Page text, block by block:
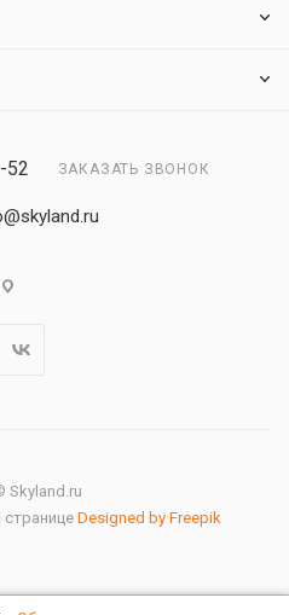
52 ЗАКАЗАТЬ ЗВОНОК
Skyland.ru
Designed by Freepik